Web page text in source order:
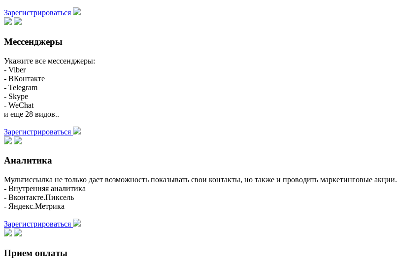
Зарегистрироваться
Мессенджеры
Укажите все мессенджеры:
- Viber
- ВКонтакте
- Telegram
- Skype
- WeChat
и еще 28 видов..
Зарегистрироваться
Аналитика
Мультиссылка не только дает возможность показывать свои контакты, но также и проводить маркетинговые
- Внутренняя аналитика
- Вконтакте.Пиксель
- Яндекс.Метрика
Зарегистрироваться
Прием оплаты